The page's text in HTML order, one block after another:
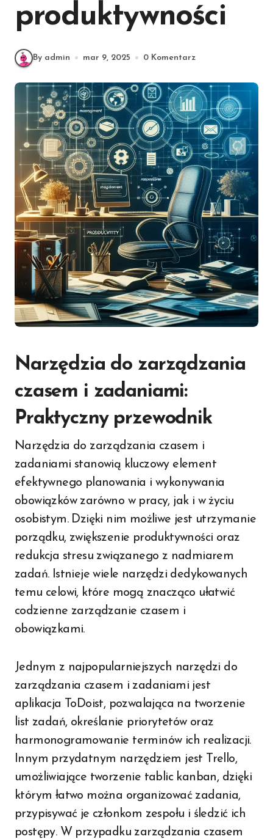
produktywności
By admin mar 9, 2025 0 Komentarz
Narzędzia do zarządzania
czasem i zadaniami:
Praktyczny przewodnik
Narzędzia do zarządzania czasem i
zadaniami stanowią kluczowy element
efektywnego planowania i wykonywania
obowiązków zarówno w pracy, jak i w życiu
osobistym. Dzięki nim możliwe jest utrzymanie
porządku, zwiększenie produktywności oraz
redukcja stresu związanego z nadmiarem
zadań. Istnieje wiele narzędzi dedykowanych
temu celowi, które mogą znacząco ułatwić
codzienne zarządzanie czasem i
obowiązkami.
Jednym z najpopularniejszych narzędzi do
zarządzania czasem i zadaniami jest
aplikacja ToDoist, pozwalająca na tworzenie
list zadań, określanie priorytetów oraz
harmonogramowanie terminów ich realizacji.
Innym przydatnym narzędziem jest Trello,
umożliwiające tworzenie tablic kanban, dzięki
którym łatwo można organizować zadania,
przypisywać je członkom zespołu i śledzić ich
postępy. W przypadku zarządzania czasem